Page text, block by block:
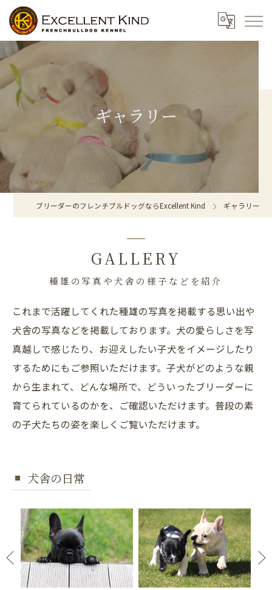
ギャラリー
ブリーダーのフレンチブルドッグならExcellent Kind ギャラリー
GALLERY
種雄の写真や犬舎の様子などを紹介
これまで活躍してくれた種雄の写真を掲載する思い出や
犬舎の写真などを掲載しております。犬の愛らしさを写
真越しで感じたり、お迎えしたい子犬をイメージしたり
するためにもご参照いただけます。子犬がどのような親
から生まれて、どんな場所で、どういったブリーダーに
育てられているのかを、ご確認いただけます。普段の素
の子犬たちの姿を楽しくご覧いただけます。
犬舎の日常